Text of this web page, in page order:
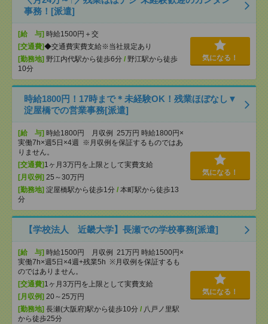
事務！[派遣]
[給 与] 時給1500円＋交
[交通費]◆交通費実費支給※当社規定あり
[勤務地] 野江内代駅から徒歩6分 / 野江駅から徒歩
10分
気になる！
時給1800円！17時まで＊未経験OK！残業ほぼなし▼
淀屋橋での営業事務[派遣]
[給 与] 時給1800円 月収例 25万円 時給1800円×
実働7h×週5日×4週 ※月収例を保証するものではあ
りません。
[交通費] 1ヶ月3万円を上限として実費支給
[月収例] 25～30万円
[勤務地] 淀屋橋駅から徒歩1分 / 本町駅から徒歩13
分
気になる！
【学校法人 近畿大学】長瀬での学校事務[派遣]
[給 与] 時給1500円 月収例 21万円 時給1500円×
実働7h×週5日×4週+残業5h ※月収例を保証するも
のではありません。
[交通費] 1ヶ月3万円を上限として実費支給
[月収例] 20～25万円
[勤務地] 長瀬(大阪府)駅から徒歩10分 / 八戸ノ里駅
から徒歩25分
気になる！